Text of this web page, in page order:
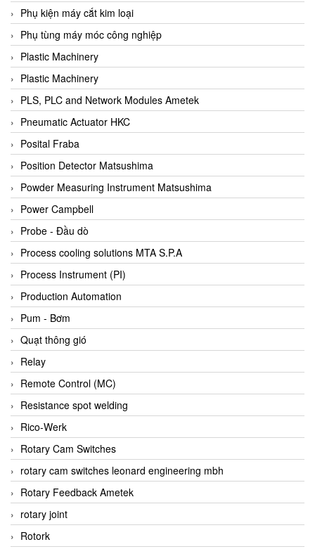
Bentone Vietnam
Bernstein Vietnam
Berthold
Bestech
Bestech
BETA
Bifold
Bihl+wiedemann
Bihl+wiedemann
Bilz
Binder Connector
Biotech
BirdX Vietnam
BK Vibro
Black Box
BlackBox Vietnam
BLAGDON PUMP
Bloom Engineering
Boneng
Bopp & Reuther Messtechnik
Bosch
Boydcorp
BRAUN Vietnam
Brinkmann Pumpen
BRONKHORST
Phụ kiện máy cắt kim loại
Phụ tùng máy móc công nghiệp
Plastic Machinery
Plastic Machinery
PLS, PLC and Network Modules Ametek
Pneumatic Actuator HKC
Posital Fraba
Position Detector Matsushima
Powder Measuring Instrument Matsushima
Power Campbell
Probe - Đầu dò
Process cooling solutions MTA S.P.A
Process Instrument (PI)
Production Automation
Pum - Bơm
Quạt thông gió
Relay
Remote Control (MC)
Resistance spot welding
Rico-Werk
Rotary Cam Switches
rotary cam switches leonard engineering mbh
Rotary Feedback Ametek
rotary joint
Rotork